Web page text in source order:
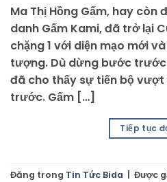
Ma Thị Hồng Gấm, hay còn
danh Gấm Kami, đã trở lại
chặng 1 với diện mạo mới
tượng. Dù dừng bước
đã cho thấy sự tiến bộ
trước. Gấm […]
Tiếp tục
Đăng trong Tin Tức Bida Được